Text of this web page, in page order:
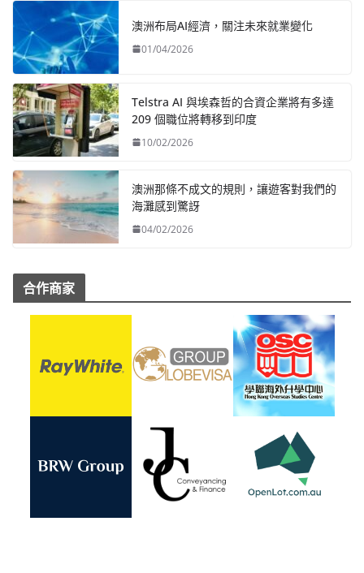
澳洲布局AI經濟，關注未來就業變化
01/04/2026
Telstra AI 與埃森哲的合資企業將有多達
209 個職位將轉移到印度
10/02/2026
澳洲那條不成文的規則，讓遊客對我們的
海灘感到驚訝
04/02/2026
合作商家